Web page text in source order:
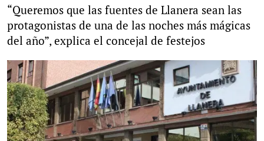
“Queremos que las fuentes de Llanera sean las
protagonistas de una de las noches más mágicas
del año”, explica el concejal de festejos